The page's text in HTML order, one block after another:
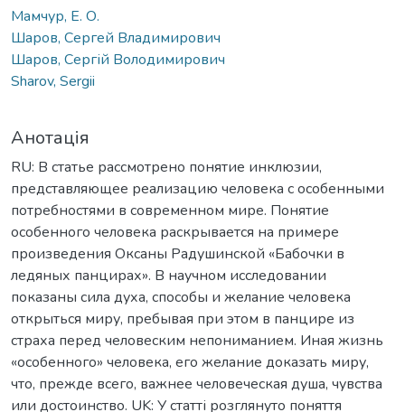
Мамчур, Е. О.
Шаров, Сергей Владимирович
Шаров, Сергій Володимирович
Sharov, Sergii
Анотація
RU: В статье рассмотрено понятие инклюзии,
представляющее реализацию человека с особенными
потребностями в современном мире. Понятие
особенного человека раскрывается на примере
произведения Оксаны Радушинской «Бабочки в
ледяных панцирах». В научном исследовании
показаны сила духа, способы и желание человека
открыться миру, пребывая при этом в панцире из
страха перед человеским непониманием. Иная жизнь
«особенного» человека, его желание доказать миру,
что, прежде всего, важнее человеческая душа, чувства
или достоинство. UK: У статті розглянуто поняття